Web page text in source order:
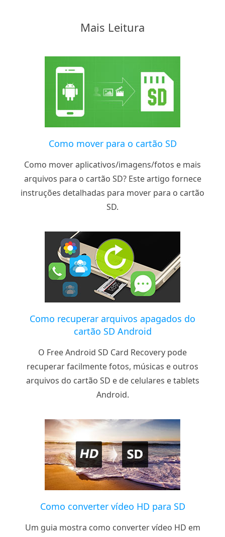
Mais Leitura
Como mover para o cartão SD
Como mover aplicativos/imagens/fotos e mais
arquivos para o cartão SD? Este artigo fornece
instruções detalhadas para mover para o cartão
SD.
Como recuperar arquivos apagados do
cartão SD Android
O Free Android SD Card Recovery pode
recuperar facilmente fotos, músicas e outros
arquivos do cartão SD e de celulares e tablets
Android.
Como converter vídeo HD para SD
Um guia mostra como converter vídeo HD em